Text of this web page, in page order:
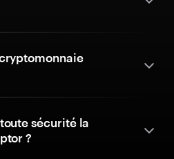
sécurité la
?